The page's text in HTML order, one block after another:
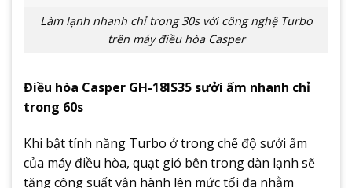
Làm lạnh nhanh chỉ trong 30s với công nghệ Turbo
trên máy điều hòa Casper
Điều hòa Casper GH-18IS35 sưởi ấm nhanh chỉ
trong 60s
Khi bật tính năng Turbo ở trong chế độ sưởi ấm
của máy điều hòa, quạt gió bên trong dàn lạnh sẽ
tăng công suất vận hành lên mức tối đa nhằm